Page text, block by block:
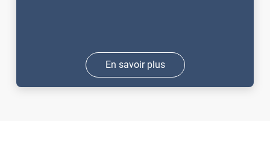
En savoir plus